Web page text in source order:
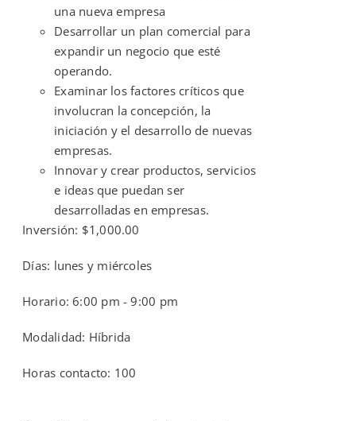
una nueva empresa
Desarrollar un plan comercial para
expandir un negocio que esté
operando.
Examinar los factores críticos que
involucran la concepción, la
iniciación y el desarrollo de nuevas
empresas.
Innovar y crear productos, servicios
e ideas que puedan ser
desarrolladas en empresas.
Inversión: $1,000.00
Días: lunes y miércoles
Horario: 6:00 pm - 9:00 pm
Modalidad: Híbrida
Horas contacto: 100